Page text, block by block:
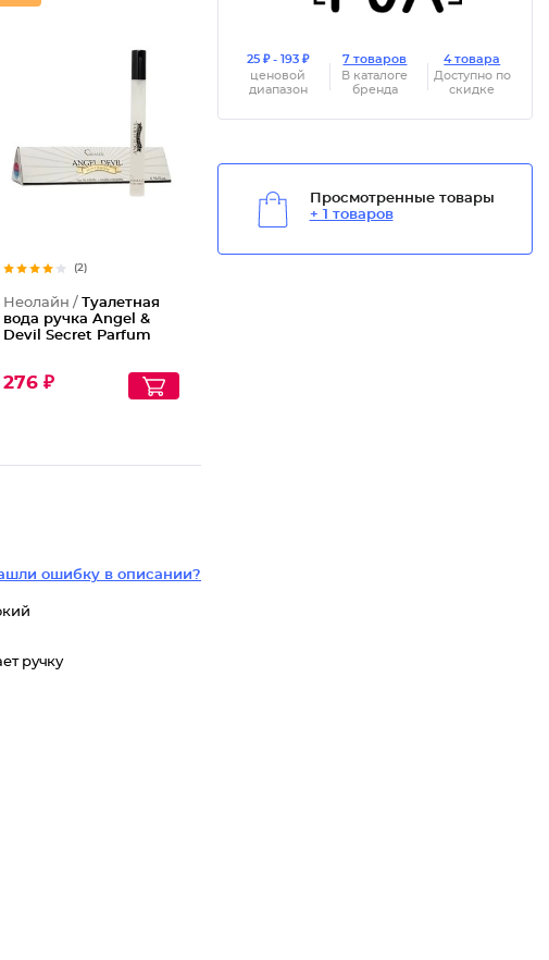
(2)
Неолайн /Туалетная
вода ручка Angel &
Devil Secret Parfum
276 ₽
ошибку в описании?
ручку
25 ₽ - 193 ₽
ценовой
диапазон
7 товаров
В каталоге
бренда
4 товара
Доступно по
скидке
Просмотренные товары
+ 1 товаров